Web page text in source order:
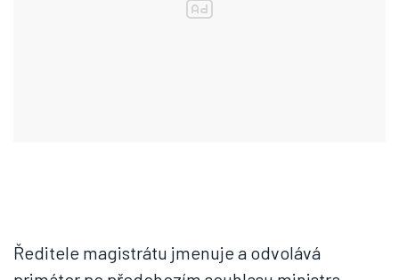
Ředitele magistrátu jmenuje a odvolává